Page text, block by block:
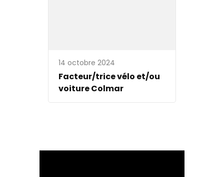
14 octobre 2024
Facteur/trice vélo et/ou
voiture Colmar